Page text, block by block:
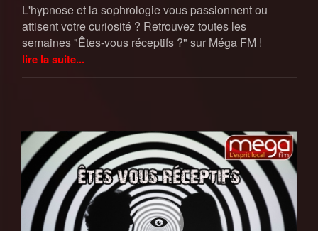
L'hypnose et la sophrologie vous passionnent ou
attisent votre curiosité ? Retrouvez toutes les
semaines "Êtes-vous réceptifs ?" sur Méga FM !
lire la suite...